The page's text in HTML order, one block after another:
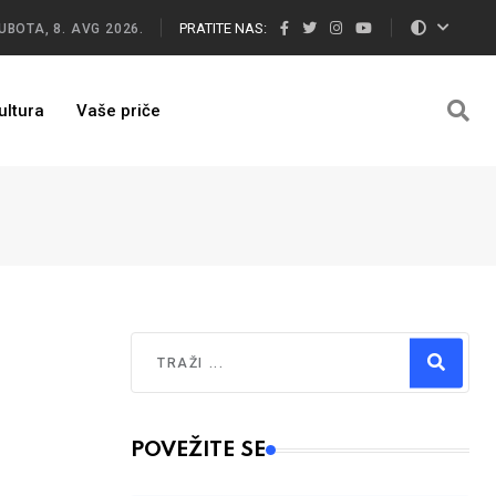
8. AVG 2026. PRATITE NAS:
Vaše priče
Type 2 or more characters for results.
POVEŽITE SE